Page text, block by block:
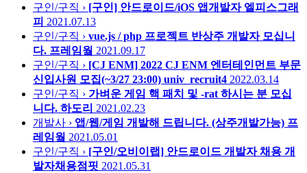
구인/구직 › [구인] 안드로이드/iOS 앱개발자 엘피스그래
피 2021.07.13
구인/구직 › vue.js / php 프로젝트 반상주 개발자 모십니
다. 프레임웤 2021.09.17
구인/구직 › [CJ ENM] 2022 CJ ENM 엔터테인먼트 부문
신입사원 모집(~3/27 23:00) univ_recruit4 2022.03.14
구인/구직 › 가벼운 게임 핵 패치 및 -rat 하시는 분 모십
니다. 하도리 2021.02.23
개발사 › 앱/웹/게임 개발해 드립니다. (상주개발가능) 프
레임웤 2021.05.01
구인/구직 › [구인/오비이랩] 안드로이드 개발자 채용 개
발자채용점핏 2021.05.31